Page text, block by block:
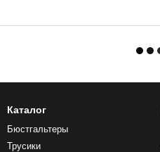
Каталог
Бюстгальтеры
Трусики